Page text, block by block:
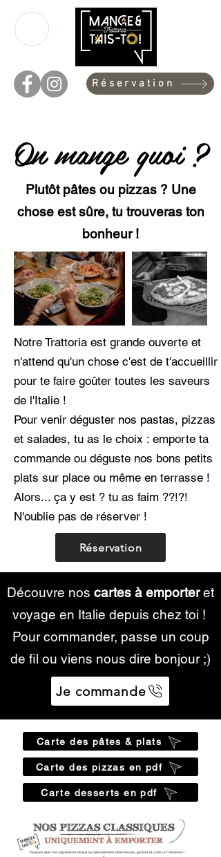
Réservation
On mange quoi ?
Plutôt pâtes ou pizzas ? Une
chose est sûre, tu trouveras ton
bonheur !
Notre Trattoria est grande ouverte et
n'attend qu'un chose c'est de t'accueillir
pour te faire goûter toutes les saveurs
de l'Italie !
Pour venir déguster nos pastas, pizzas
et salades, tu as le choix : emporte ta
commande ou déguste nos bons petits
plats sur place ou même en terrasse !
Alors... ça y est ? tu as faim ??!?!
N'oublie pas de réserver !
Réservation
Découvre nos cartes à emporteret
voyage en Italie depuis chez toi !
Pour commander, passe un coup
de fil ou viens nous dire bonjour ;)
Je commande
Carte des pâtes & plats
Carte des pizzas en pdf
Carte desserts en pdf